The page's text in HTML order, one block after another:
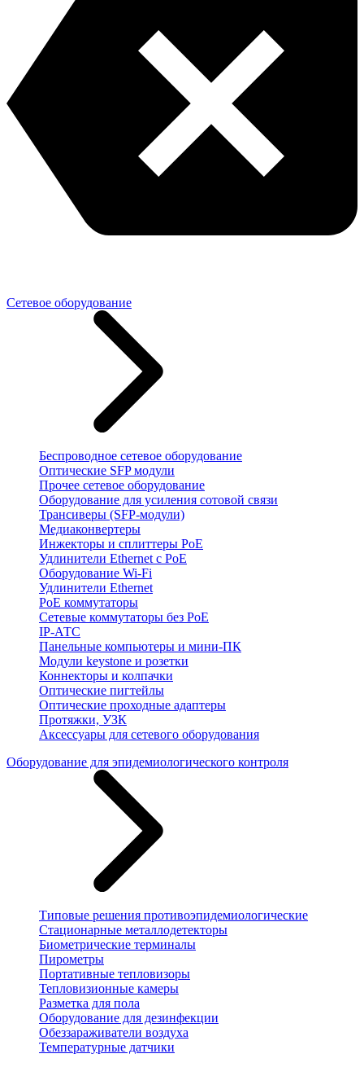
Сетевое оборудование
Беспроводное сетевое оборудование
Оптические SFP модули
Прочее сетевое оборудование
Оборудование для усиления сотовой связи
Трансиверы (SFP-модули)
Медиаконвертеры
Инжекторы и сплиттеры PoE
Удлинители Ethernet с PoE
Оборудование Wi-Fi
Удлинители Ethernet
PoE коммутаторы
Сетевые коммутаторы без PoE
IP-АТС
Панельные компьютеры и мини-ПК
Модули keystone и розетки
Коннекторы и колпачки
Оптические пигтейлы
Оптические проходные адаптеры
Протяжки, УЗК
Аксессуары для сетевого оборудования
Оборудование для эпидемиологического контроля
Типовые решения противоэпидемиологические
Стационарные металлодетекторы
Биометрические терминалы
Пирометры
Портативные тепловизоры
Тепловизионные камеры
Разметка для пола
Оборудование для дезинфекции
Обеззараживатели воздуха
Температурные датчики